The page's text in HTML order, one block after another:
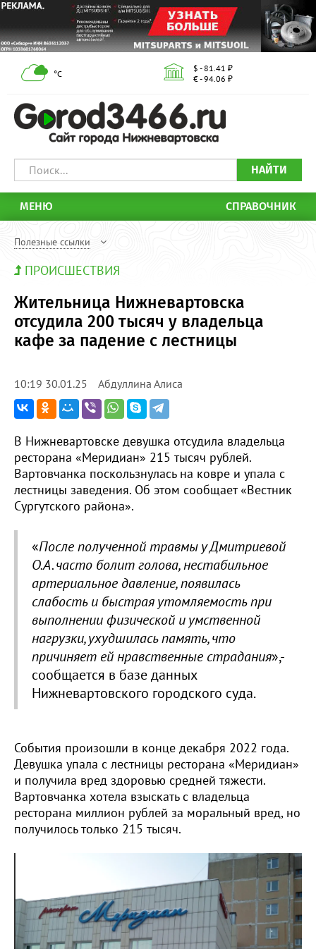
°С
$ - 81.41 ₽
€ - 94.06 ₽
НАЙТИ
МЕНЮ СПРАВОЧНИК
Полезные ссылки
ПРОИСШЕСТВИЯ
Жительница Нижневартовска
отсудила 200 тысяч у владельца
кафе за падение с лестницы
10:19 30.01.25 Абдуллина Алиса
В Нижневартовске девушка отсудила владельца
ресторана «Меридиан» 215 тысяч рублей.
Вартовчанка поскользнулась на ковре и упала с
лестницы заведения. Об этом сообщает «Вестник
Сургутского района».
«После полученной травмы у Дмитриевой
О.А. часто болит голова, нестабильное
артериальное давление, появилась
слабость и быстрая утомляемость при
выполнении физической и умственной
нагрузки, ухудшилась память, что
причиняет ей нравственные страдания»,-
сообщается в базе данных
Нижневартовского городского суда.
События произошли в конце декабря 2022 года.
Девушка упала с лестницы ресторана «Меридиан»
и получила вред здоровью средней тяжести.
Вартовчанка хотела взыскать с владельца
ресторана миллион рублей за моральный вред, но
получилось только 215 тысяч.